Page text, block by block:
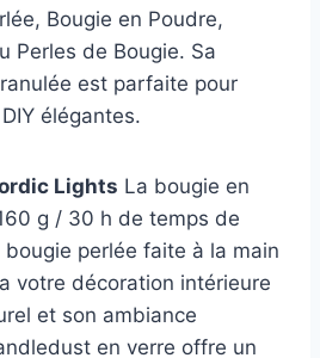
Bougie en Poudre,
Perles de Bougie. Sa
est parfaite pour
élégantes.
Lights La bougie en
g / 30 h de temps de
perlée faite à la main
votre décoration intérieure
et son ambiance
en verre offre un